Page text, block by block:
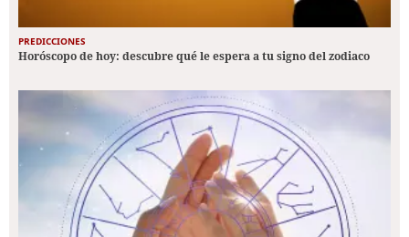
PREDICCIONES
Horóscopo de hoy: descubre qué le espera a tu signo del zodiaco